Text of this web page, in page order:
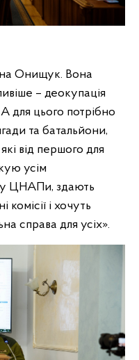
Онищук. Вона
– деокупація
для цього потрібно
та батальйони,
від першого для
усім
у ЦНАПи, здають
і хочуть
справа для усіх».